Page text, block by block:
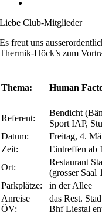
Liebe Club-Mitglieder
Es freut uns
Thermik-Höck’s zum
Thema: Human
Referent:
Bendicht
Sport IAP,
Datum:
Freitag, 4.
Zeit:
Eintreffen ab
Ort:
Restaurant
(grosser Saal
Parkplätze:
in der Allee
Anreise
ÖV:
das Rest.
Bhf Liestal